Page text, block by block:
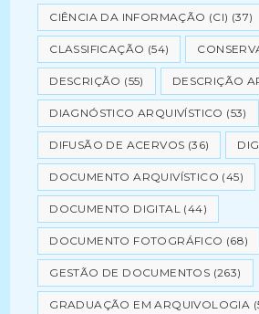
CIÊNCIA DA INFORMAÇÃO (CI) (37)
CLASSIFICAÇÃO (54)
DESCRIÇÃO (55) DESCRIÇÃO
DIAGNÓSTICO ARQUIVÍSTICO (53)
DIFUSÃO DE ACERVOS (36)
DOCUMENTO ARQUIVÍSTICO (45)
DOCUMENTO DIGITAL (44)
DOCUMENTO FOTOGRÁFICO (68)
GESTÃO DE DOCUMENTOS (263)
GRADUAÇÃO EM ARQUIVOLOGIA